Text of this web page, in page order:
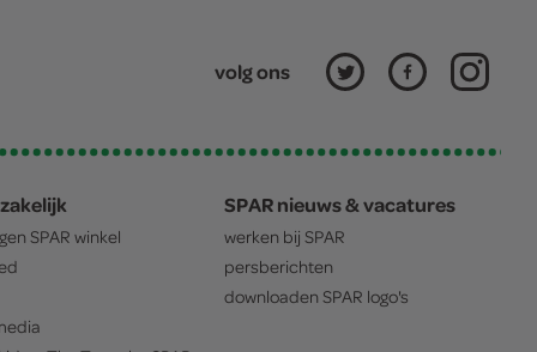
volg ons
SPAR winkel
SPAR nieuws & vacatures
werken bij SPAR
persberichten
downloaden SPAR logo's